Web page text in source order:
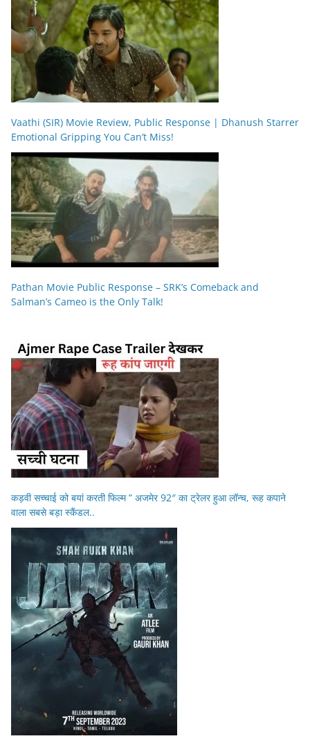
Vaathi (SIR) Movie Review, Public Response | Dhanush Starrer
Emotional Gripping You Can’t Miss!
Pathan Movie Public Response – SRK’s Comeback and
Salman’s Cameo is the Only Talk!
कड़वी सच्चाई को बयां करती फिल्म ” अजमेर 92″ का ट्रेलर हुआ लॉन्च, रूह कपाने
वाला सबसे बड़ा स्कैंडल..